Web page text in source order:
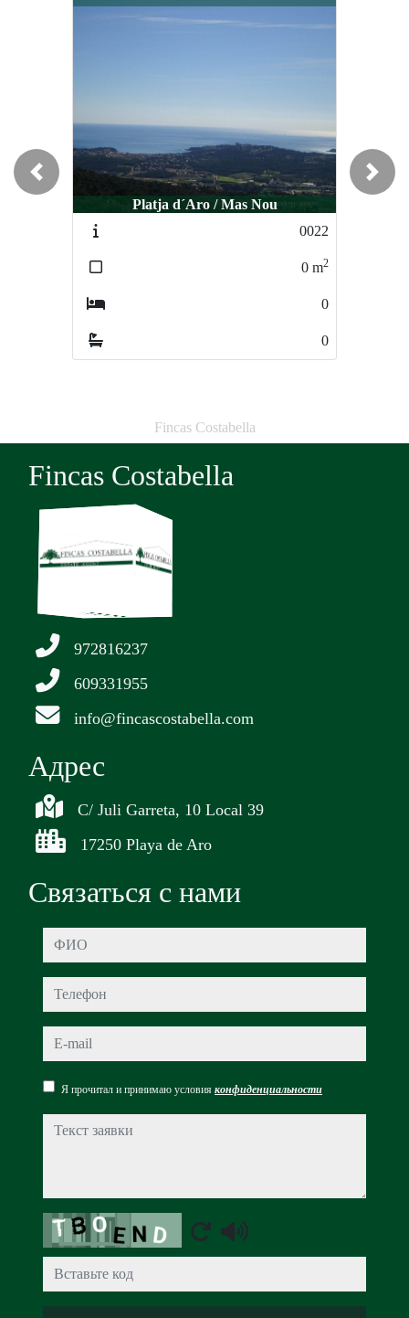
Platja d´Aro / Mas Nou
0022
2
Calonge / Mas Ambros
Previous Next
Fincas Costabella
Fincas Costabella
972816237
609331955
info@fincascostabella.com
Aдрес
C/ Juli Garreta, 10 Local 39
17250 Playa de Aro
Связаться с нами
ФИО
Телефон
e-mail
Я прочитал и принимаю условия конфиденциальности
Текст заявки
Captcha